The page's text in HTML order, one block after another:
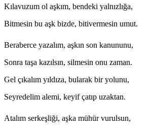
Kılavuzum ol aşkım, bendeki yalnızlığa,
Bitmesin bu aşk bizde, bitivermesin umut.
Beraberce yazalım, aşkın son kanununu,
Sonra taşa kazılsın, silmesin onu zaman.
Gel çıkalım yıldıza, bularak bir yolunu,
Seyredelim alemi, keyif çatıp uzaktan.
Atalım serkeşliği, aşka mühür vurulsun,